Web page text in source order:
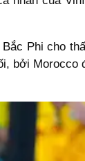
Phi cho
bởi Morocco